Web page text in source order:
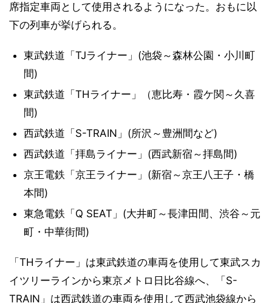
席指定車両として使用されるようになった。おもに以
下の列車が挙げられる。
東武鉄道「TJライナー」(池袋～森林公園・小川町
間)
東武鉄道「THライナー」（恵比寿・霞ケ関～久喜
間)
西武鉄道「S-TRAIN」(所沢～豊洲間など)
西武鉄道「拝島ライナー」(西武新宿～拝島間)
京王電鉄「京王ライナー」(新宿～京王八王子・橋
本間)
東急電鉄「Q SEAT」(大井町～長津田間、渋谷～元
町・中華街間)
「THライナー」は東武鉄道の車両を使用して東武スカ
イツリーラインから東京メトロ日比谷線へ、「S-
TRAIN」は西武鉄道の車両を使用して西武池袋線から